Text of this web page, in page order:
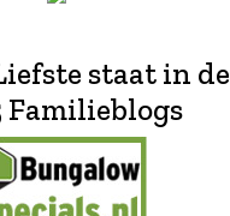
staat in de
Familieblogs